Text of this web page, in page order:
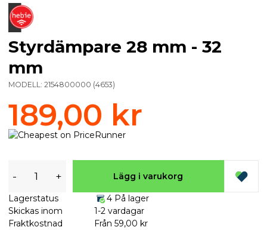
Styrdämpare 28 mm - 32
mm
MODELL: 2154800000 (4653)
189,00 kr
- + Lägg i varukorg
Lagerstatus
4 På lager
Skickas inom
1-2 vardagar
Fraktkostnad
Från 59,00 kr